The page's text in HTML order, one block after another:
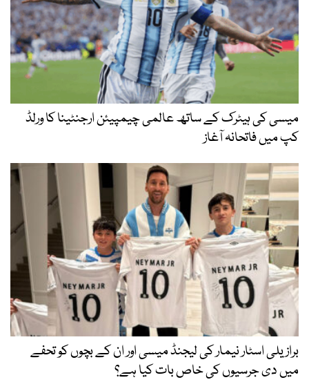
میسی کی ہیٹرک کے ساتھ عالمی چیمپیئن ارجنٹینا کا ورلڈ
کپ میں فاتحانہ آغاز
برازیلی اسٹار نیما‌ر کی لیجنڈ میسی اور ان کے بچوں کو تحفے
میں دی جرسیوں کی خاص بات کیا ہے؟